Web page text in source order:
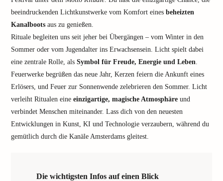
beeindruckenden Lichtkunstwerke vom Komfort eines beheizten
Kanalboots aus zu genießen.
Rituale begleiten uns seit jeher bei Übergängen – vom Winter in den
Sommer oder vom Jugendalter ins Erwachsensein. Licht spielt dabei
eine zentrale Rolle, als Symbol für Freude, Energie und Leben.
Feuerwerke begrüßen das neue Jahr, Kerzen feiern die Ankunft eines
Erlösers, und Feuer zur Sonnenwende zelebrieren den Sommer. Licht
verleiht Ritualen eine einzigartige, magische Atmosphäre und
verbindet Menschen miteinander. Lass dich von den neuesten
Entwicklungen in Kunst, KI und Technologie verzaubern, während du
gemütlich durch die Kanäle Amsterdams gleitest.
Die wichtigsten Infos auf einen Blick